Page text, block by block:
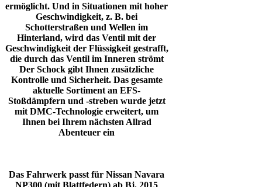
ermöglicht. Und in Situationen mit hoher
Geschwindigkeit, z. B. bei
Schotterstraßen und Wellen im
Hinterland, wird das Ventil mit der
Geschwindigkeit der Flüssigkeit gestrafft,
die durch das Ventil im Inneren strömt
Der Schock gibt Ihnen zusätzliche
Kontrolle und Sicherheit.Das gesamte
aktuelle Sortiment an EFS-
Stoßdämpfern und -streben wurde jetzt
mit DMC-Technologie erweitert, um
Ihnen bei Ihrem nächsten Allrad
Abenteuer ein
Das Fahrwerk passt für Nissan Navara
NP300 (mit Blattfedern) ab Bj. 2015